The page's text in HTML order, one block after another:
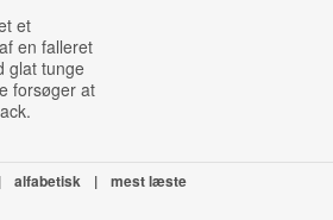
et
en falleret
glat tunge
forsøger at
| alfabetisk | mest læste